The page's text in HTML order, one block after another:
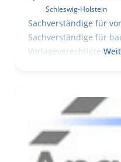
Schleswig-Holstein
Sachverständige für
Sachverständige für
Vorlageverechtigter